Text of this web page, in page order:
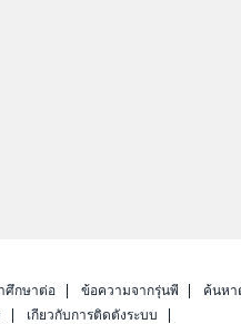
ศึกษาต่อ ข้อความจากรุ่นพี่ ค้นหา
เกี่ยวกับการติดตั้งระบบ